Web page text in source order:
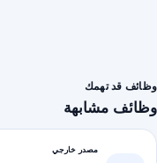
وظائف قد تهمك
وظائف مشابهة
مصدر خارجي